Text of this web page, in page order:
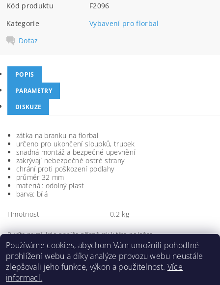
Kód produktu
F2096
Kategorie
Vybavení pro florbal
Dotaz
POPIS
PARAMETRY
DISKUZE
zátka na branku na florbal
určeno pro ukončení sloupků, trubek
snadná montáž a bezpečné upevnění
zakrývají nebezpečné ostré strany
chrání proti poškození podlahy
průměr 32 mm
materiál: odolný plast
barva: bílá
Hmotnost 0.2 kg
Buďte první, kdo napíše příspěvek k této položce.
Přidat komentář
Používáme cookies, abychom Vám umožnili pohodlné
prohlížení webu a díky analýze provozu webu neustále
zlepšovali jeho funkce, výkon a použitelnost. Více
informací.